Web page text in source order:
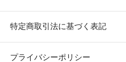
特定商取引法に基づく表記
プライバシーポリシー